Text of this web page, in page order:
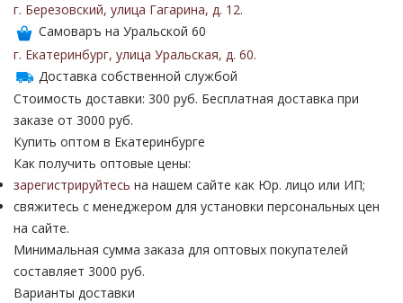
г. Березовский, улица Гагарина, д. 12.
Самоваръ на Уральской 60
г. Екатеринбург, улица Уральская, д. 60.
Доставка собственной службой
Стоимость доставки: 300 руб. Бесплатная доставка при
заказе от 3000 руб.
Купить оптом в Екатеринбурге
Как получить оптовые цены:
зарегистрируйтесь на нашем сайте как Юр. лицо или ИП;
свяжитесь с менеджером для установки персональных цен
на сайте.
Минимальная сумма заказа для оптовых покупателей
составляет 3000 руб.
Варианты доставки